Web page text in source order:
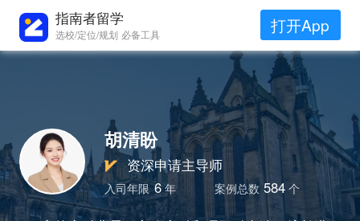
指南者留学
选校/定位/规划 必备工具 打开App
胡清盼
资深申请主导师
入司年限 6年 案例总数 584 个